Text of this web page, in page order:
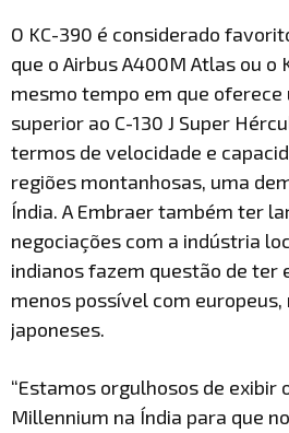
O KC-390 é considerado
que o Airbus A400M Atlas ou o
mesmo tempo em que oferece
superior ao C-130 J Super
termos de velocidade e
regiões montanhosas, uma
Índia. A Embraer também ter
negociações com a indústria
indianos fazem questão de ter
menos possível com
japoneses.
“Estamos orgulhosos de exibir
Millennium na Índia para que